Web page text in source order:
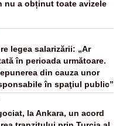
nu a obținut toate avizele
legea salarizării: „Ar
în perioada următoare.
din cauza unor
în spaţiul public”
la Ankara, un acord